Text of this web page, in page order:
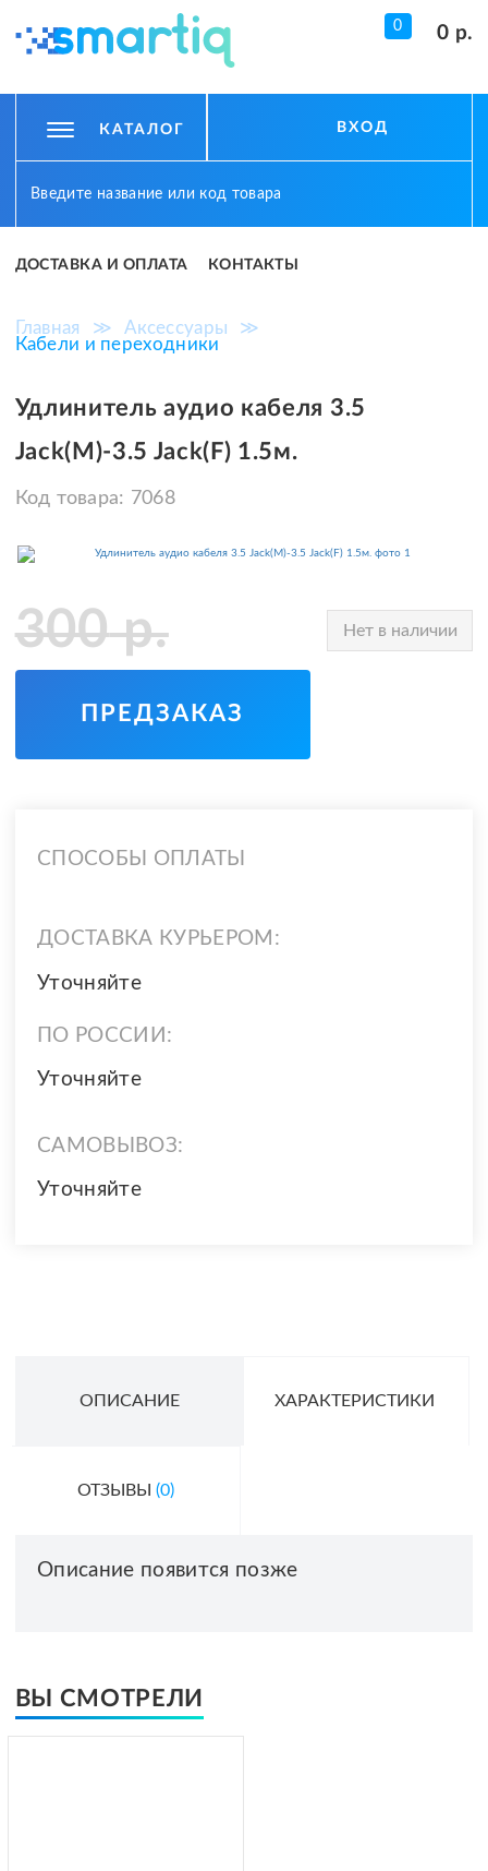
0 0 р.
КАТАЛОГ ВХОД
ДОСТАВКА И ОПЛАТА КОНТАКТЫ
Главная ≫ Аксессуары
≫
Кабели и переходники
Удлинитель аудио кабеля 3.5
Jack(M)-3.5 Jack(F) 1.5м.
Код товара: 7068
300р. Нет в наличии
ПРЕДЗАКАЗ
СПОСОБЫ ОПЛАТЫ
ДОСТАВКА КУРЬЕРОМ:
Уточняйте
ПО РОССИИ:
Уточняйте
САМОВЫВОЗ:
Уточняйте
ОПИСАНИЕ ХАРАКТЕРИСТИКИ
ОТЗЫВЫ (0)
Описание появится позже
ВЫ СМОТРЕЛИ